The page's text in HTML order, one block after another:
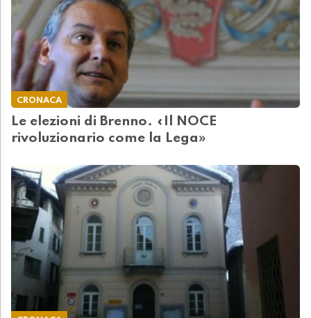
CRONACA
Le elezioni di Brenno. «Il NOCE
rivoluzionario come la Lega»